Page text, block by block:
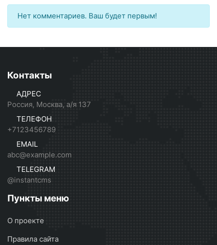
Нет комментариев. Ваш будет первым!
Контакты
АДРЕС
Россия, Москва, а/я 137
ТЕЛЕФОН
+7123456789
EMAIL
abc@example.com
TELEGRAM
@instantcms
Пункты меню
О проекте
Правила сайта